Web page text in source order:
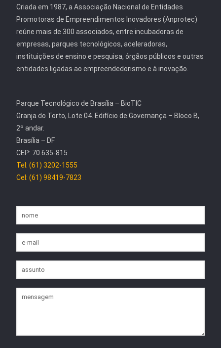
Criada em 1987, a Associação Nacional de Entidades
Promotoras de Empreendimentos Inovadores (Anprotec)
reúne mais de 300 associados, entre incubadoras de
empresas, parques tecnológicos, aceleradoras,
instituições de ensino e pesquisa, órgãos públicos e outras
entidades ligadas ao empreendedorismo e à inovação.
Parque Tecnológico de Brasília – BioTIC
Granja do Torto, Lote 04. Edifício de Governança – Bloco B,
2º andar.
Brasília – DF
CEP: 70.635-815
Tel: (61) 3202-1555
Cel: (61) 98419-7823